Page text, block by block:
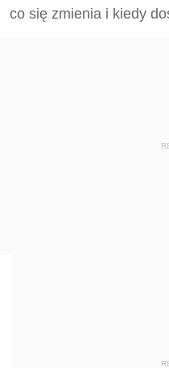
co się zmienia i kiedy